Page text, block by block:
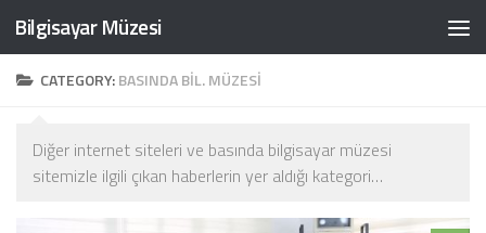
Skip to content
Bilgisayar Müzesi
CATEGORY:BASINDA BIL. MÜZESI
Diğer internet siteleri ve basında bilgisayar müzesi
sitemizle ilgili çıkan haberlerin yer aldığı kategori…